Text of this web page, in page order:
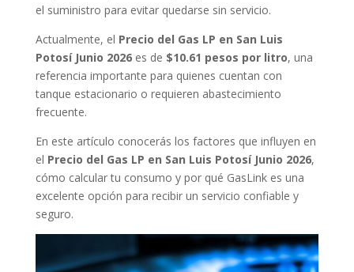
el suministro para evitar quedarse sin servicio.
Actualmente, el Precio del Gas LP en San Luis
Potosí Junio 2026es de $10.61 pesos por litro, una
referencia importante para quienes cuentan con
tanque estacionario o requieren abastecimiento
frecuente.
En este artículo conocerás los factores que influyen en
el Precio del Gas LP en San Luis Potosí Junio 2026,
cómo calcular tu consumo y por qué GasLink es una
excelente opción para recibir un servicio confiable y
seguro.